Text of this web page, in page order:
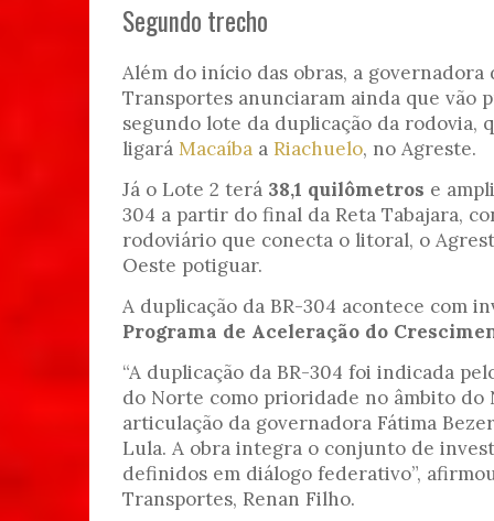
Segundo trecho
Além do início das obras, a
Transportes anunciaram ainda que vão
segundo lote da duplicação da rodovia,
ligará Macaíba a Riachuelo, no Agreste.
Já o Lote 2 terá 38,1 quilômetros e
304 a partir do final da Reta Tabajara,
rodoviário que conecta o litoral, o
Oeste potiguar.
A duplicação da BR-304 acontece com
Programa de Aceleração do
“A duplicação da BR-304 foi indicada
do Norte como prioridade no âmbito do
articulação da governadora Fátima
Lula. A obra integra o conjunto de
definidos em diálogo federativo”,
Transportes, Renan Filho.